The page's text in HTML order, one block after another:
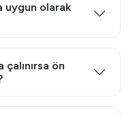
uygun olarak
ön